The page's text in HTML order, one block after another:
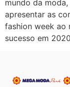
mundo da
apresentar as
fashion week ao
sucesso em